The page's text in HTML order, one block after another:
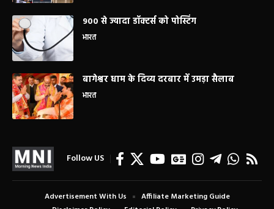
900 से ज्यादा डॉक्टर्स को पोस्टिंग
भारत
बागेश्वर धाम के दिव्य दरबार में उमड़ा सैलाब
भारत
Follow US
Advertisement With Us
Affiliate Marketing Guide